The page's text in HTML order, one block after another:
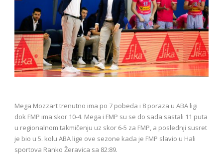
Mega Mozzart trenutno ima po 7 pobeda i 8 poraza u ABA ligi
dok FMP ima skor 10-4. Mega i FMP su se do sada sastali 11 puta
u regionalnom takmičenju uz skor 6-5 za FMP, a poslednji susret
je bio u 5. kolu ABA lige ove sezone kada je FMP slavio u Hali
sportova Ranko Žeravica sa 82:89.